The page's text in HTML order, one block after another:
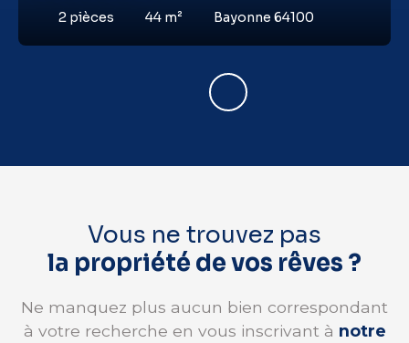
2 pièces 44 m² Bayonne 64100
Vous ne trouvez pas
la propriété de vos rêves ?
Ne manquez plus aucun bien correspondant
à votre recherche en vous inscrivant à notre